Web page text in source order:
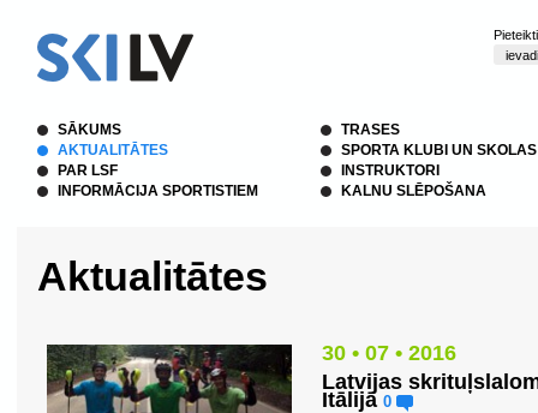
SĀKUMS
AKTUALITĀTES
PAR LSF
INFORMĀCIJA SPORTISTIEM
TRASES
SPORTA KLUBI UN SKOLAS
INSTRUKTORI
KALNU SLĒPOŠANA
Aktualitātes
30 • 07 • 2016
Latvijas
Itālijā 0